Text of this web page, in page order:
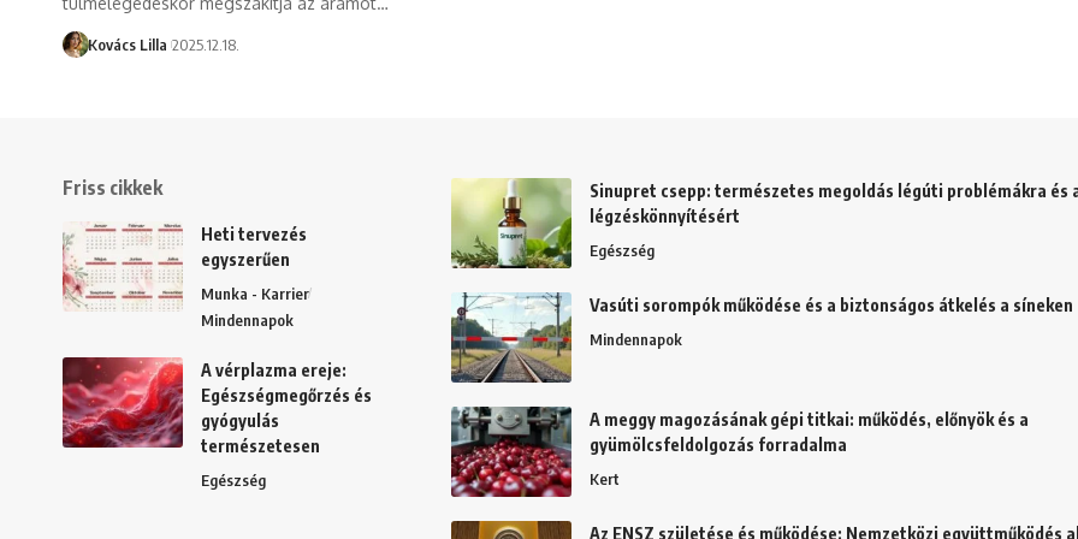
Kovács Lilla 2025.12.18.
Friss cikkek
Heti tervezés
egyszerűen
Munka - Karrier
Mindennapok
A vérplazma ereje:
Egészségmegőrzés és
gyógyulás
természetesen
Egészség
Sinupret csepp: természetes megoldás légúti problémákra és
légzéskönnyítésért
Egészség
Vasúti sorompók működése és a biztonságos átkelés a síneken
Mindennapok
A meggy magozásának gépi titkai: működés, előnyök és a
gyümölcsfeldolgozás forradalma
Kert
Az ENSZ születése és működése: Nemzetközi együttműködés